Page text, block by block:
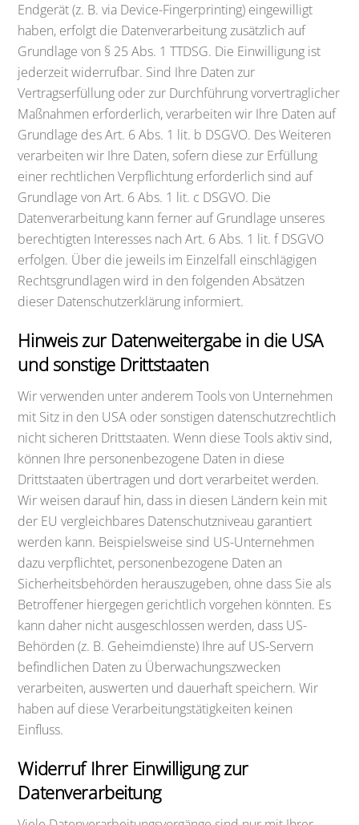
Endgerät (z. B. via Device-Fingerprinting) eingewilligt
haben, erfolgt die Datenverarbeitung zusätzlich auf
Grundlage von § 25 Abs. 1 TTDSG. Die Einwilligung ist
jederzeit widerrufbar. Sind Ihre Daten zur
Vertragserfüllung oder zur Durchführung vorvertraglicher
Maßnahmen erforderlich, verarbeiten wir Ihre Daten auf
Grundlage des Art. 6 Abs. 1 lit. b DSGVO. Des Weiteren
verarbeiten wir Ihre Daten, sofern diese zur Erfüllung
einer rechtlichen Verpflichtung erforderlich sind auf
Grundlage von Art. 6 Abs. 1 lit. c DSGVO. Die
Datenverarbeitung kann ferner auf Grundlage unseres
berechtigten Interesses nach Art. 6 Abs. 1 lit. f DSGVO
erfolgen. Über die jeweils im Einzelfall einschlägigen
Rechtsgrundlagen wird in den folgenden Absätzen
dieser Datenschutzerklärung informiert.
Hinweis zur Datenweitergabe in die USA
und sonstige Drittstaaten
Wir verwenden unter anderem Tools von Unternehmen
mit Sitz in den USA oder sonstigen datenschutzrechtlich
nicht sicheren Drittstaaten. Wenn diese Tools aktiv sind,
können Ihre personenbezogene Daten in diese
Drittstaaten übertragen und dort verarbeitet werden.
Wir weisen darauf hin, dass in diesen Ländern kein mit
der EU vergleichbares Datenschutzniveau garantiert
werden kann. Beispielsweise sind US-Unternehmen
dazu verpflichtet, personenbezogene Daten an
Sicherheitsbehörden herauszugeben, ohne dass Sie als
Betroffener hiergegen gerichtlich vorgehen könnten. Es
kann daher nicht ausgeschlossen werden, dass US-
Behörden (z. B. Geheimdienste) Ihre auf US-Servern
befindlichen Daten zu Überwachungszwecken
verarbeiten, auswerten und dauerhaft speichern. Wir
haben auf diese Verarbeitungstätigkeiten keinen
Einfluss.
Widerruf Ihrer Einwilligung zur
Datenverarbeitung